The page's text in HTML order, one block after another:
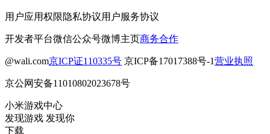
用户应用权限隐私协议用户服务协议
开发者平台微信公众号微博主页商务合作
@wali.com京ICP证110335号 京ICP备17017388号-1营业执照
京公网安备11010802023678号
小米游戏中心
发现游戏 发现你
下载